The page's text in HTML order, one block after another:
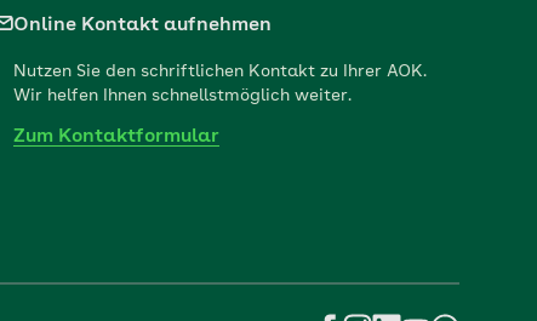
Online Kontakt aufnehmen
Nutzen Sie den schriftlichen Kontakt zu Ihrer AOK.
Wir helfen Ihnen schnellstmöglich weiter.
Zum Kontaktformular